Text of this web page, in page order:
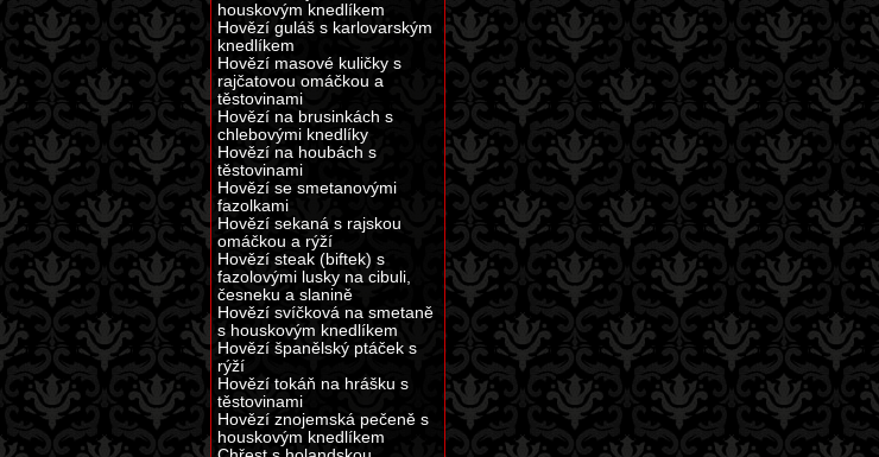
houskovým knedlíkem
Hovězí guláš s karlovarským
knedlíkem
Hovězí masové kuličky s
rajčatovou omáčkou a
těstovinami
Hovězí na brusinkách s
chlebovými knedlíky
Hovězí na houbách s
těstovinami
Hovězí se smetanovými
fazolkami
Hovězí sekaná s rajskou
omáčkou a rýží
Hovězí steak (biftek) s
fazolovými lusky na cibuli,
česneku a slanině
Hovězí svíčková na smetaně
s houskovým knedlíkem
Hovězí španělský ptáček s
rýží
Hovězí tokáň na hrášku s
těstovinami
Hovězí znojemská pečeně s
houskovým knedlíkem